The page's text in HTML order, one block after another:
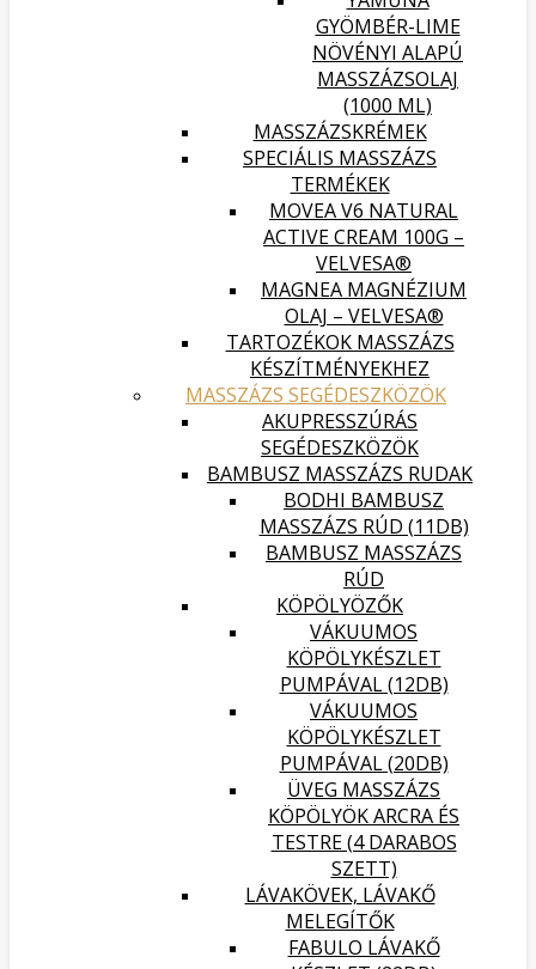
GYÖMBÉR-LIME
NÖVÉNYI ALAPÚ
MASSZÁZSOLAJ
(1000 ML)
MASSZÁZSKRÉMEK
SPECIÁLIS MASSZÁZS
TERMÉKEK
MOVEA V6 NATURAL
ACTIVE CREAM 100G –
VELVESA®
MAGNEA MAGNÉZIUM
OLAJ – VELVESA®
TARTOZÉKOK MASSZÁZS
KÉSZÍTMÉNYEKHEZ
MASSZÁZS SEGÉDESZKÖZÖK
AKUPRESSZÚRÁS
SEGÉDESZKÖZÖK
BAMBUSZ MASSZÁZS RUDAK
BODHI BAMBUSZ
MASSZÁZS RÚD (11DB)
BAMBUSZ MASSZÁZS
RÚD
KÖPÖLYÖZŐK
VÁKUUMOS
KÖPÖLYKÉSZLET
PUMPÁVAL (12DB)
VÁKUUMOS
KÖPÖLYKÉSZLET
PUMPÁVAL (20DB)
ÜVEG MASSZÁZS
KÖPÖLYÖK ARCRA ÉS
TESTRE (4 DARABOS
SZETT)
LÁVAKÖVEK, LÁVAKŐ
MELEGÍTŐK
FABULO LÁVAKŐ